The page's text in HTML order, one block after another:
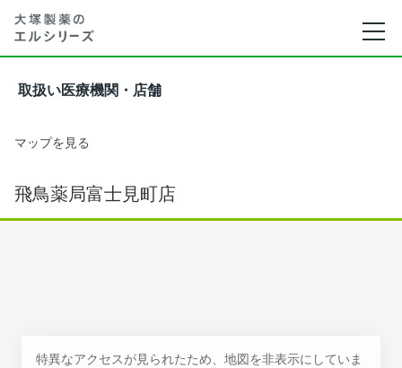
取扱い医療機関・店舗
マップを見る
飛鳥薬局富士見町店
特異なアクセスが見られたため、地図を非表示にしていま